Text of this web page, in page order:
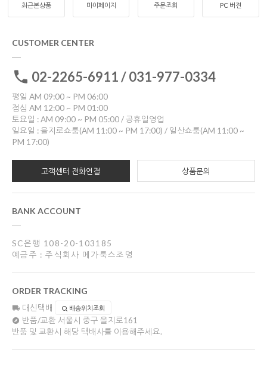
최근본상품 마이페이지 주문조회 PC 버젼
CUSTOMER CENTER
02-2265-6911 / 031-977-0334
평일 AM 09:00 ~ PM 06:00
점심 AM 12:00 ~ PM 01:00
토요일 : AM 09:00 ~ PM 05:00 / 공휴일영업
일요일 : 을지로쇼룸(AM 11:00 ~ PM 17:00) / 일산쇼룸(AM 11:00 ~
PM 17:00)
고객센터 전화연결 상품문의
BANK ACCOUNT
SC은행 108-20-103185
예금주 : 주식회사 메가룩스조명
ORDER TRACKING
대신택배 배송위치조회
반품/교환 서울시 중구 을지로161
반품 및 교환시 해당 택배사를 이용해주세요.